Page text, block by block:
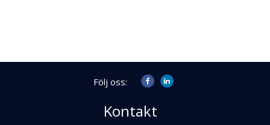
Följ oss:
Kontakt